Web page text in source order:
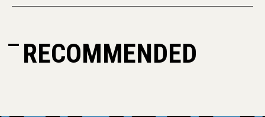
RECOMMENDED